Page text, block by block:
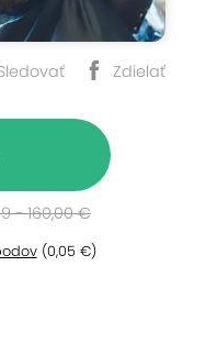
Zdielať
- 160,00 €
(0,05 €)